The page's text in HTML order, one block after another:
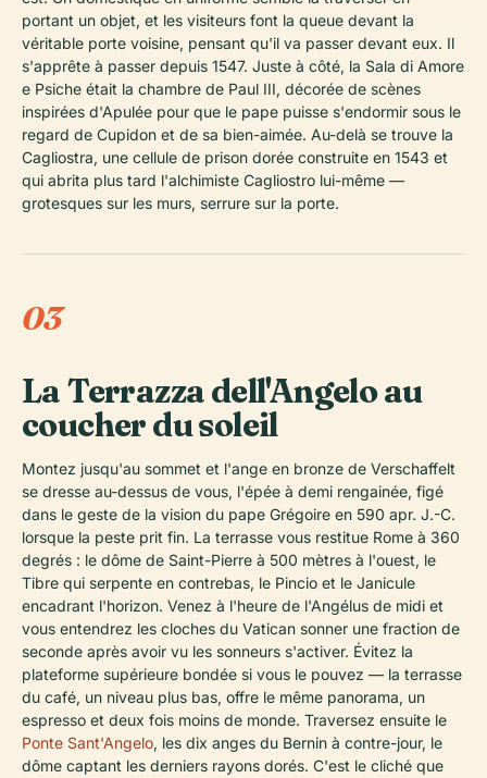
portant un objet, et les visiteurs font la queue devant la
véritable porte voisine, pensant qu'il va passer devant eux. Il
s'apprête à passer depuis 1547. Juste à côté, la Sala di Amore
e Psiche était la chambre de Paul III, décorée de scènes
inspirées d'Apulée pour que le pape puisse s'endormir sous le
regard de Cupidon et de sa bien-aimée. Au-delà se trouve la
Cagliostra, une cellule de prison dorée construite en 1543 et
qui abrita plus tard l'alchimiste Cagliostro lui-même —
grotesques sur les murs, serrure sur la porte.
03
La Terrazza dell'Angelo au
coucher du soleil
Montez jusqu'au sommet et l'ange en bronze de Verschaffelt
se dresse au-dessus de vous, l'épée à demi rengainée, figé
dans le geste de la vision du pape Grégoire en 590 apr. J.-C.
lorsque la peste prit fin. La terrasse vous restitue Rome à 360
degrés : le dôme de Saint-Pierre à 500 mètres à l'ouest, le
Tibre qui serpente en contrebas, le Pincio et le Janicule
encadrant l'horizon. Venez à l'heure de l'Angélus de midi et
vous entendrez les cloches du Vatican sonner une fraction de
seconde après avoir vu les sonneurs s'activer. Évitez la
plateforme supérieure bondée si vous le pouvez — la terrasse
du café, un niveau plus bas, offre le même panorama, un
espresso et deux fois moins de monde. Traversez ensuite le
Ponte Sant'Angelo, les dix anges du Bernin à contre-jour, le
dôme captant les derniers rayons dorés. C'est le cliché que